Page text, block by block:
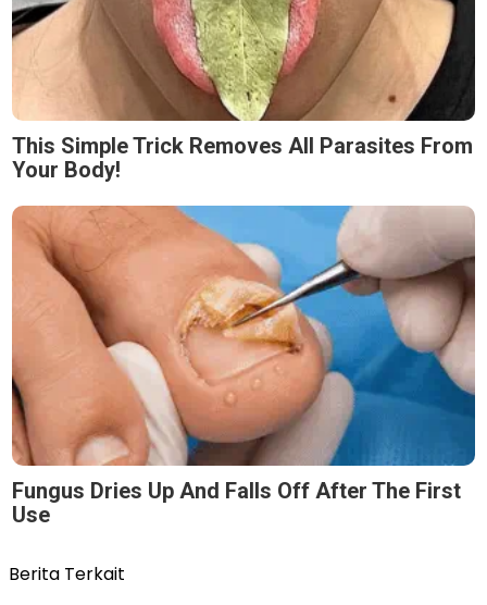
This Simple Trick Removes All Parasites From
Your Body!
Fungus Dries Up And Falls Off After The First
Use
Berita Terkait